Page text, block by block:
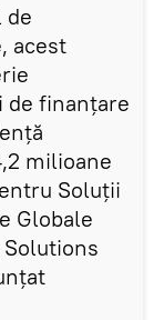
de
acest
de finanţare
milioane
Soluţii
Globale